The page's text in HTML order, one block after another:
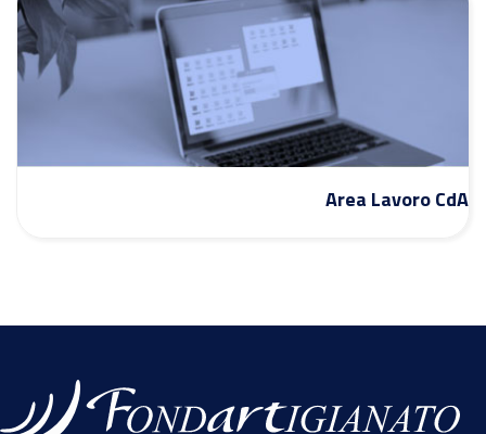
Area Lavoro CdA